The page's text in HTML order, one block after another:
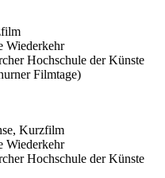
Wiederkehr
Hochschule der Künste
Filmtage)
Kurzfilm
Wiederkehr
Hochschule der Künste